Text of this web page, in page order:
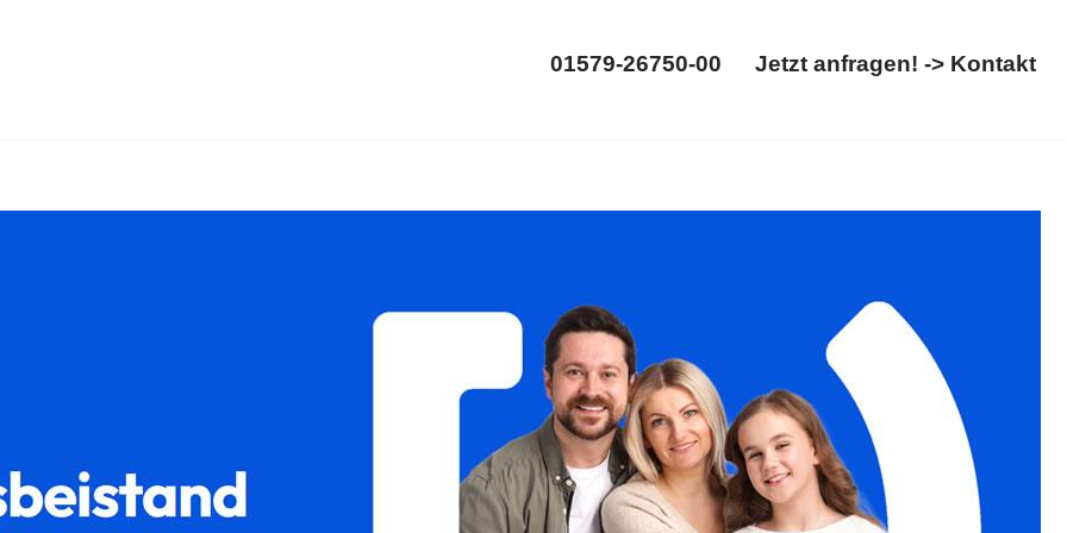
01579-26750-00 Jetzt anfragen! -> Kontakt